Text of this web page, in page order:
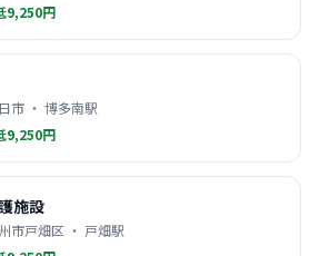
9,250円
市 ・ 博多南駅
9,250円
施設
市戸畑区 ・ 戸畑駅